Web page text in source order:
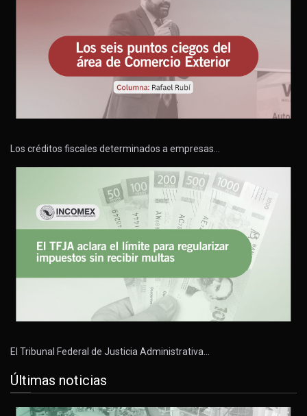
Los créditos fiscales determinados a empresas…
El Tribunal Federal de Justicia Administrativa…
Últimas noticias